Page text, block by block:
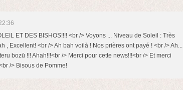
ET DES BISHOS!!!! <br /> Voyons ... Niveau de Soleil : Très
, Excellent! <br /> Ah bah voilà ! Nos prières ont payé ! <br /> Ah...
bozū !!! Ahah!!!<br /> Merci pour cette news!!!<br /> Et merci
/> Bisous de Pomme!